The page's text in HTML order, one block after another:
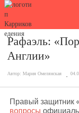
Рафаэль:
Англии»
Автор: Мария Омелянская
Правый защитник
вопросы